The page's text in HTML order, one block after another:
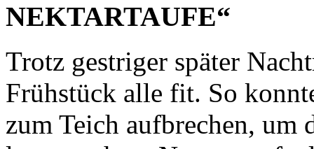
NEKTARTAUFE“
Trotz gestriger später
Frühstück alle fit. So
zum Teich aufbrechen, um